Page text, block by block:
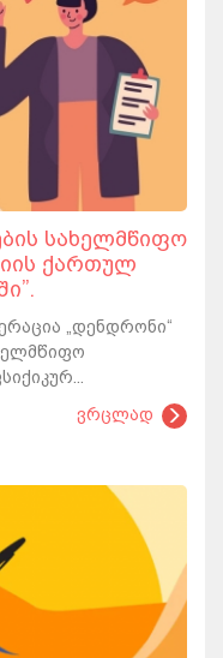
სახელმწიფო
ქართულ
„დენდრონი“
ვრცლად